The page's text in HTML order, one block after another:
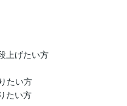
上げたい方
たい方
たい方